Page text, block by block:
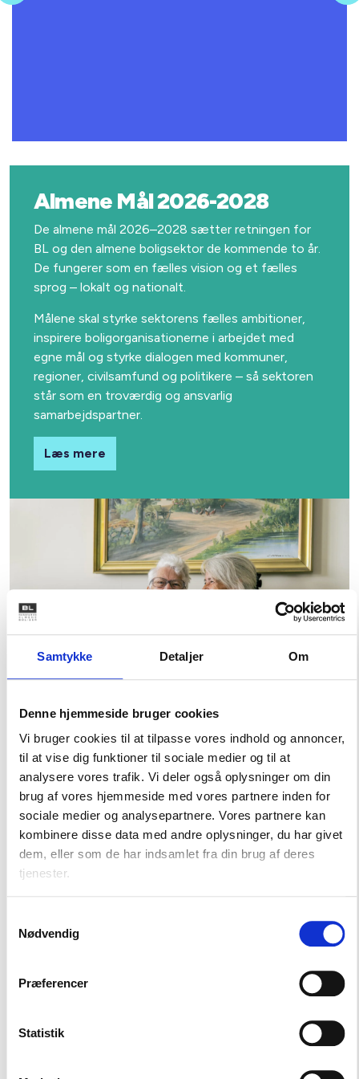
Samtykke Detaljer Om
Denne hjemmeside bruger cookies
Vi bruger cookies til at tilpasse vores indhold og annoncer,
til at vise dig funktioner til sociale medier og til at
analysere vores trafik. Vi deler også oplysninger om din
brug af vores hjemmeside med vores partnere inden for
sociale medier og analysepartnere. Vores partnere kan
kombinere disse data med andre oplysninger, du har givet
dem, eller som de har indsamlet fra din brug af deres
tjenester.
Nødvendig
Præferencer
Statistik
Almene Mål 2026-2028
De almene mål 2026–2028 sætter retningen for
BL og den almene boligsektor de kommende to år.
De fungerer som en fælles vision og et fælles
sprog – lokalt og nationalt.
Målene skal styrke sektorens fælles ambitioner,
inspirere boligorganisationerne i arbejdet med
egne mål og styrke dialogen med kommuner,
regioner, civilsamfund og politikere – så sektoren
står som en troværdig og ansvarlig
samarbejdspartner.
Læs mere
Alment Inside
Alment Inside er BL's digitale magasin, som giver dig indblik,
indsigt og perspektiv på de vigtigste historier, der rører sig i
den almene sektor lige nu og længere ude i horisonten. Du
vil møde nogle af BL's egne eksperter, vidensfolk fra
branchen samt eksterne eksperter, der beriger med viden